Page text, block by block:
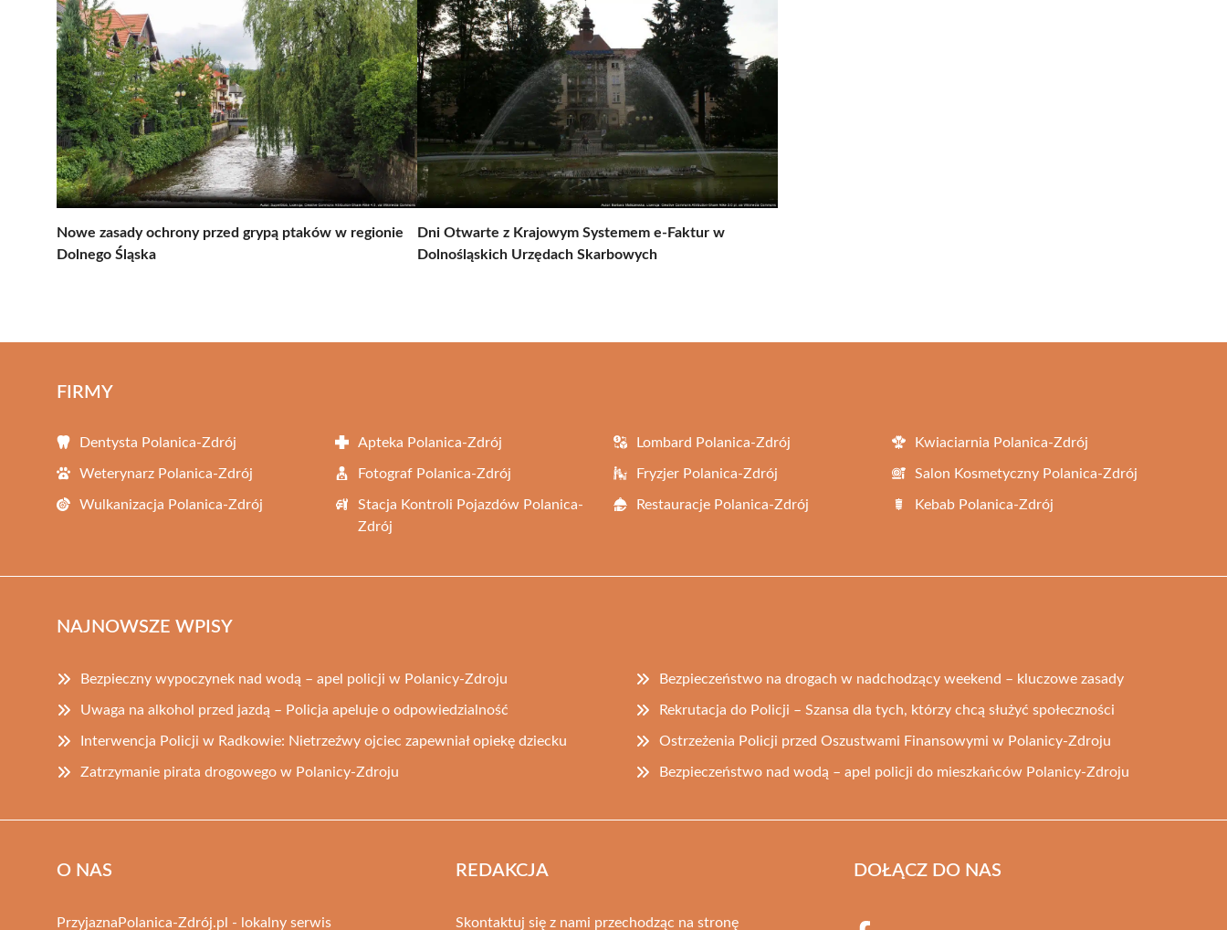
Nowe zasady ochrony przed grypą ptaków w regionie
Dolnego Śląska
Dni Otwarte z Krajowym Systemem e-Faktur w
Dolnośląskich Urzędach Skarbowych
FIRMY
Dentysta Polanica-Zdrój Apteka Polanica-Zdrój Lombard Polanica-Zdrój Kwiaciarnia Polanica-Zdrój
Weterynarz Polanica-Zdrój Fotograf Polanica-Zdrój Fryzjer Polanica-Zdrój Salon Kosmetyczny Polanica-Zdrój
Wulkanizacja Polanica-Zdrój
Stacja Kontroli Pojazdów Polanica-
Zdrój
Restauracje Polanica-Zdrój Kebab Polanica-Zdrój
NAJNOWSZE WPISY
Bezpieczny wypoczynek nad wodą – apel policji w Polanicy-Zdroju Bezpieczeństwo na drogach w nadchodzący weekend – kluczowe zasady
Uwaga na alkohol przed jazdą – Policja apeluje o odpowiedzialność Rekrutacja do Policji – Szansa dla tych, którzy chcą służyć społeczności
Interwencja Policji w Radkowie: Nietrzeźwy ojciec zapewniał opiekę dziecku Ostrzeżenia Policji przed Oszustwami Finansowymi w Polanicy-Zdroju
Zatrzymanie pirata drogowego w Polanicy-Zdroju Bezpieczeństwo nad wodą – apel policji do mieszkańców Polanicy-Zdroju
O NAS
PrzyjaznaPolanica-Zdrój.pl - lokalny serwis
REDAKCJA
Skontaktuj się z nami przechodząc na stronę
DOŁĄCZ DO NAS